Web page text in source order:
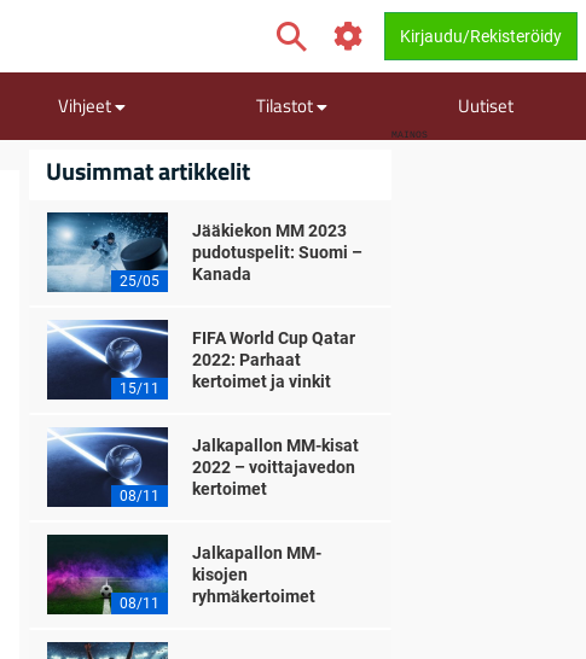
Kirjaudu/Rekisteröidy
Vihjeet Tilastot Uutiset
MAINOS
Uusimmat artikkelit
25/05
Jääkiekon MM 2023
pudotuspelit: Suomi –
Kanada
15/11
FIFA World Cup Qatar
2022: Parhaat
kertoimet ja vinkit
08/11
Jalkapallon MM-kisat
2022 – voittajavedon
kertoimet
08/11
Jalkapallon MM-
kisojen
ryhmäkertoimet